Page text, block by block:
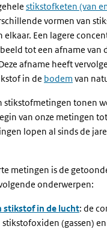
stikstofketen (van
vormen van
Een lagere
tot een afname van
afname heeft
in de bodem van
stikstofmetingen tonen
van onze metingen
lopen al sinds de
metingen is de
onderwerpen:
stikstof in de lucht: de
(gassen)